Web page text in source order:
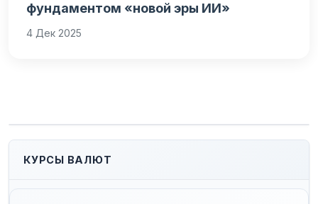
фундаментом «новой эры ИИ»
4 Дек 2025
КУРСЫ ВАЛЮТ